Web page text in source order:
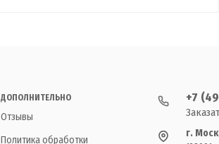
ДОПОЛНИТЕЛЬНО
Отзывы
Политика обработки
+7
г.